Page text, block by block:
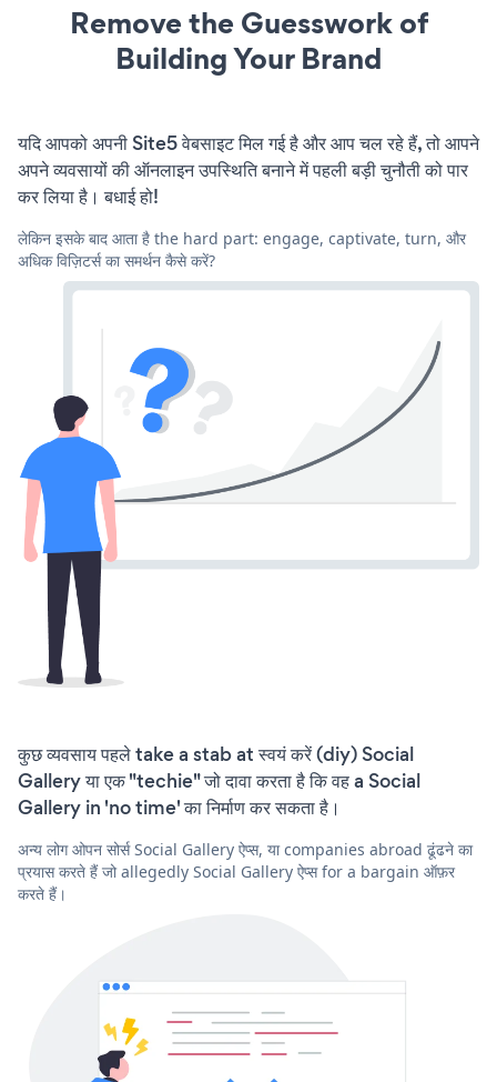
Remove the Guesswork of
Building Your Brand
यदि आपको अपनी Site5 वेबसाइट मिल गई है और आप चल रहे हैं, तो आपने
अपने व्यवसायों की ऑनलाइन उपस्थिति बनाने में पहली बड़ी चुनौती को पार
कर लिया है। बधाई हो!
लेकिन इसके बाद आता है the hard part: engage, captivate, turn, और
अधिक विज़िटर्स का समर्थन कैसे करें?
कुछ व्यवसाय पहले take a stab at स्वयं करें (diy) Social
Gallery या एक "techie" जो दावा करता है कि वह a Social
Gallery in 'no time' का निर्माण कर सकता है।
अन्य लोग ओपन सोर्स Social Gallery ऐप्स, या companies abroad ढूंढने का
प्रयास करते हैं जो allegedly Social Gallery ऐप्स for a bargain ऑफ़र
करते हैं।